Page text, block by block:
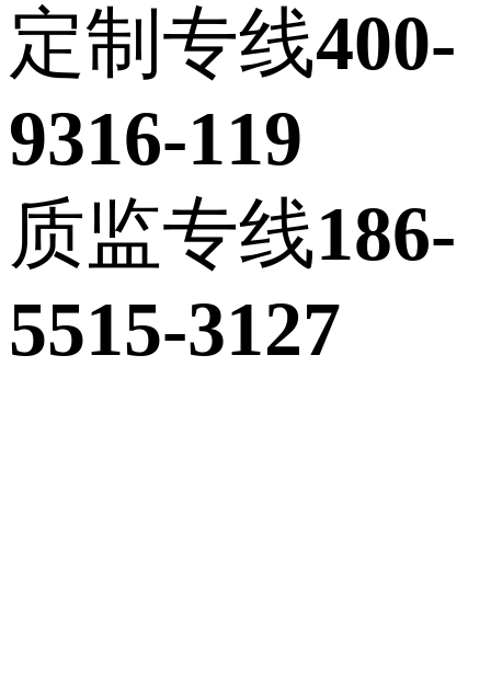
定制专线400-
9316-119
质监专线186-
5515-3127